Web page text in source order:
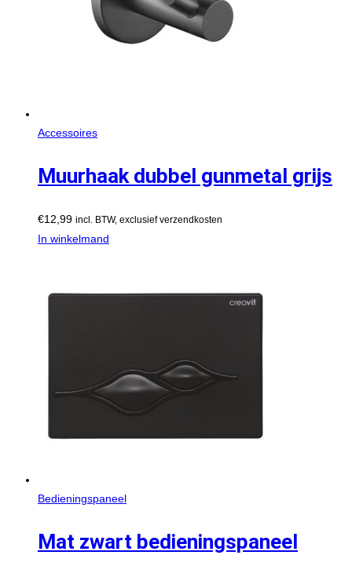
Accessoires
Muurhaak dubbel gunmetal grijs
€12,99 incl. BTW, exclusief verzendkosten
In winkelmand
Bedieningspaneel
Mat zwart bedieningspaneel